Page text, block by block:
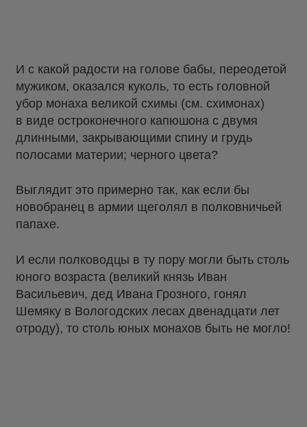
И с какой радости на голове бабы, переодетой
мужиком, оказался куколь, то есть головной
убор монаха великой схимы (см. схимонах)
в виде остроконечного капюшона с двумя
длинными, закрывающими спину и грудь
полосами материи; черного цвета?
Выглядит это примерно так, как если бы
новобранец в армии щеголял в полковничьей
папахе.
И если полководцы в ту пору могли быть столь
юного возраста (великий князь Иван
Васильевич, дед Ивана Грозного, гонял
Шемяку в Вологодских лесах двенадцати лет
отроду), то столь юных монахов быть не могло!